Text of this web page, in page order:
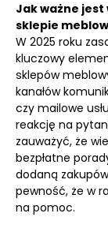
Jak ważne
sklepie
W 2025 roku
kluczowy
sklepów
kanałów
czy mailowe
reakcję na
zauważyć, że
bezpłatne
dodaną
pewność, że w
na pomoc.